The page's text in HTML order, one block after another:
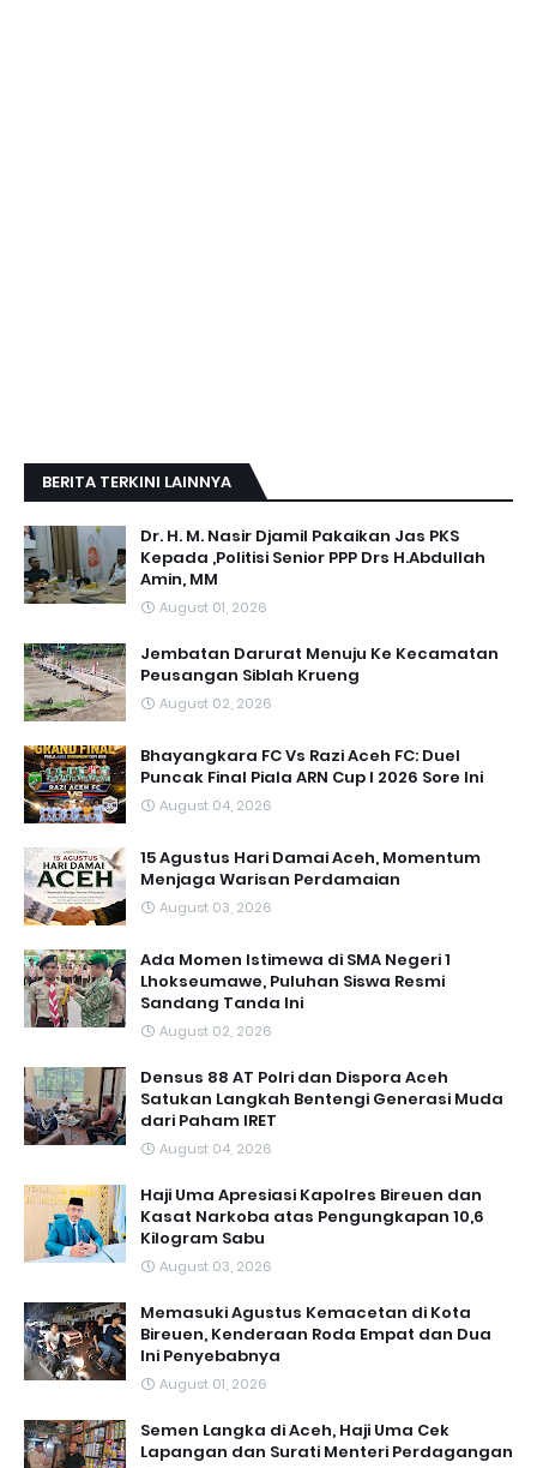
BERITA TERKINI LAINNYA
Dr. H. M. Nasir Djamil Pakaikan Jas PKS
Kepada ,Politisi Senior PPP Drs H.Abdullah
Amin, MM
August 01, 2026
Jembatan Darurat Menuju Ke Kecamatan
Peusangan Siblah Krueng
August 02, 2026
Bhayangkara FC Vs Razi Aceh FC: Duel
Puncak Final Piala ARN Cup I 2026 Sore Ini
August 04, 2026
15 Agustus Hari Damai Aceh, Momentum
Menjaga Warisan Perdamaian
August 03, 2026
Ada Momen Istimewa di SMA Negeri 1
Lhokseumawe, Puluhan Siswa Resmi
Sandang Tanda Ini
August 02, 2026
Densus 88 AT Polri dan Dispora Aceh
Satukan Langkah Bentengi Generasi Muda
dari Paham IRET
August 04, 2026
Haji Uma Apresiasi Kapolres Bireuen dan
Kasat Narkoba atas Pengungkapan 10,6
Kilogram Sabu
August 03, 2026
Memasuki Agustus Kemacetan di Kota
Bireuen, Kenderaan Roda Empat dan Dua
Ini Penyebabnya
August 01, 2026
Semen Langka di Aceh, Haji Uma Cek
Lapangan dan Surati Menteri Perdagangan